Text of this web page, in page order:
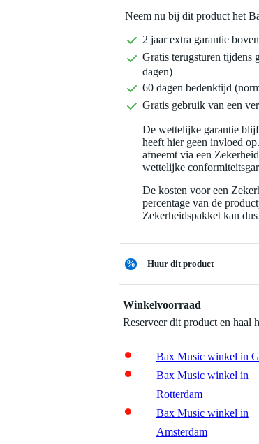
Neem nu bij dit product het
2 jaar extra garantie
Gratis terugsturen tijdens
dagen)
60 dagen bedenktijd
Gratis gebruik van een
De wettelijke garantie
heeft hier geen invloed
afneemt via een
wettelijke
De kosten voor een
percentage van de
Zekerheidspakket kan
% Huur dit product
Winkelvoorraad
Reserveer dit product en haal
Bax Music winkel in
Bax Music winkel in
Rotterdam
Bax Music winkel in
Amsterdam